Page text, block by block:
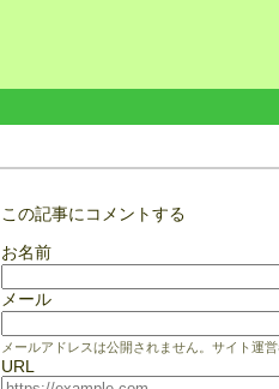
この記事にコメントする
お名前
メール
メールアドレスは公開されません。サイト運
URL